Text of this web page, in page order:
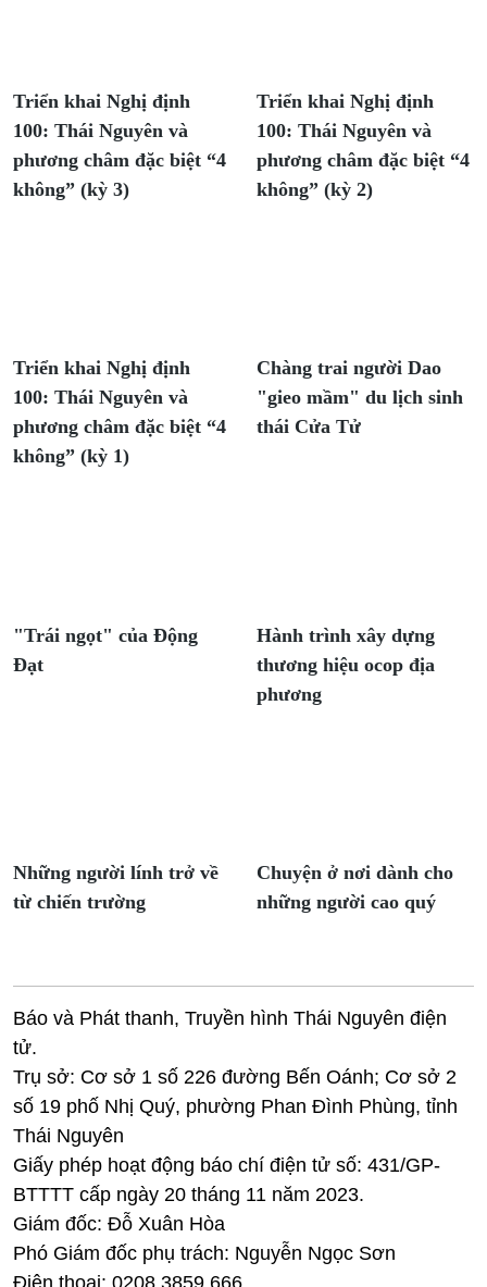
Triển khai Nghị định
100: Thái Nguyên và
phương châm đặc biệt “4
không” (kỳ 3)
Triển khai Nghị định
100: Thái Nguyên và
phương châm đặc biệt “4
không” (kỳ 2)
Triển khai Nghị định
100: Thái Nguyên và
phương châm đặc biệt “4
không” (kỳ 1)
Chàng trai người Dao
"gieo mầm" du lịch sinh
thái Cửa Tử
"Trái ngọt" của Động
Đạt
Hành trình xây dựng
thương hiệu ocop địa
phương
Những người lính trở về
từ chiến trường
Chuyện ở nơi dành cho
những người cao quý
Báo và Phát thanh, Truyền hình Thái Nguyên điện
tử.
Trụ sở: Cơ sở 1 số 226 đường Bến Oánh; Cơ sở 2
số 19 phố Nhị Quý, phường Phan Đình Phùng, tỉnh
Thái Nguyên
Giấy phép hoạt động báo chí điện tử số: 431/GP-
BTTTT cấp ngày 20 tháng 11 năm 2023.
Giám đốc: Đỗ Xuân Hòa
Phó Giám đốc phụ trách: Nguyễn Ngọc Sơn
Điện thoại: 0208.3859.666